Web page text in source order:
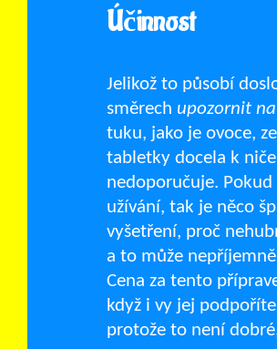
Účinnost
Jelikož to působí
směrech upozornit
tuku, jako je ovoce,
tabletky docela k
nedoporučuje.
užívání, tak je něco
vyšetření, proč
a to může
Cena za tento
když i vy jej
protože to není